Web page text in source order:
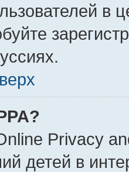
в
Privacy
детей в